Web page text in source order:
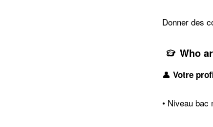
Donner des
Who
👤 Votre
• Niveau